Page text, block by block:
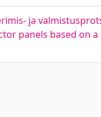
ja
panels based on a